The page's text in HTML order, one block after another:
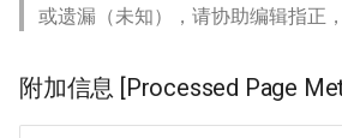
或遗漏（未知），请协助编辑指正
附加信息 [Processed Page